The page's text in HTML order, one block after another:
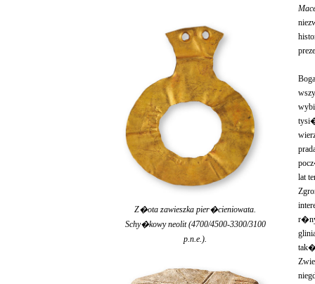
Z�ota zawieszka pier�cieniowata.
Schy�kowy neolit (4700/4500-3300/3100
p.n.e.).
lat